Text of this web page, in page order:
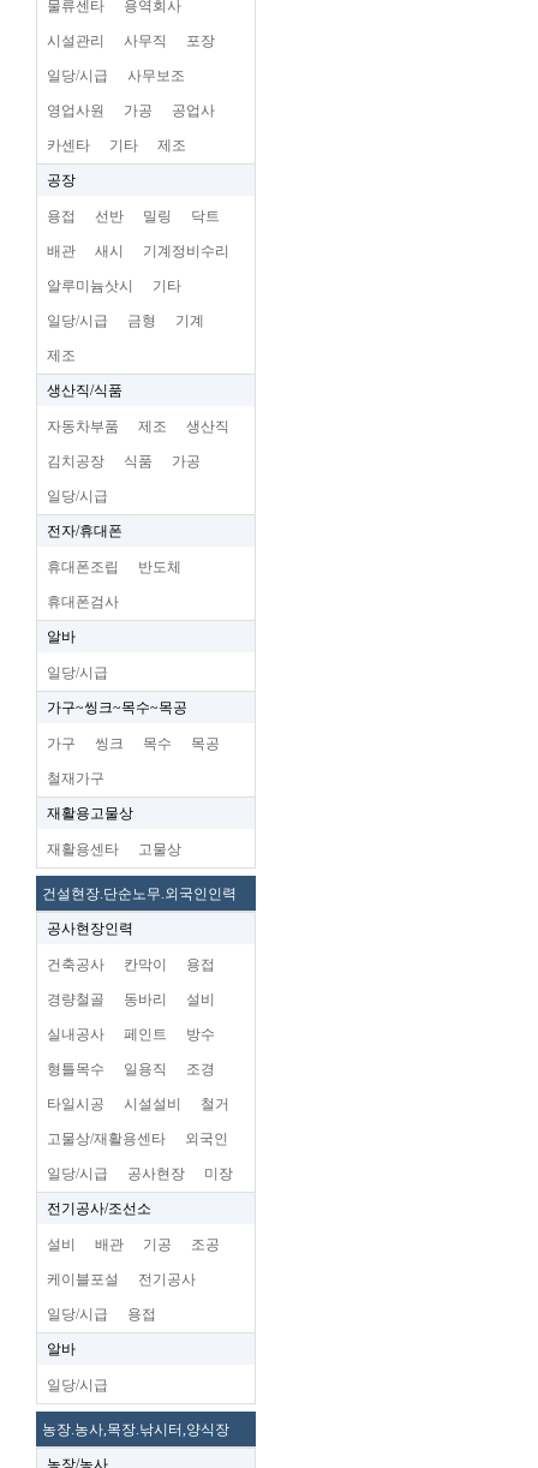
물류센타 용역회사
시설관리 사무직 포장
일당/시급 사무보조
영업사원 가공 공업사
카센타 기타 제조
공장
용접 선반 밀링 닥트
배관 새시 기계정비수리
알루미늄삿시 기타
일당/시급 금형 기계
제조
생산직/식품
자동차부품 제조 생산직
김치공장 식품 가공
일당/시급
전자/휴대폰
휴대폰조립 반도체
휴대폰검사
알바
일당/시급
가구~씽크~목수~목공
가구 씽크 목수 목공
철재가구
재활용고물상
재활용센타 고물상
건설현장.단순노무.외국인인력
공사현장인력
건축공사 칸막이 용접
경량철골 동바리 설비
실내공사 페인트 방수
형틀목수 일용직 조경
타일시공 시설설비 철거
고물상/재활용센타 외국인
일당/시급 공사현장 미장
전기공사/조선소
설비 배관 기공 조공
케이블포설 전기공사
일당/시급 용접
알바
일당/시급
농장.농사,목장.낚시터,양식장
농장/농사